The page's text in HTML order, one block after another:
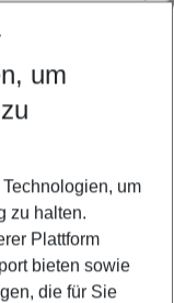
um
um
zu halten.
Plattform
bieten sowie
die für Sie